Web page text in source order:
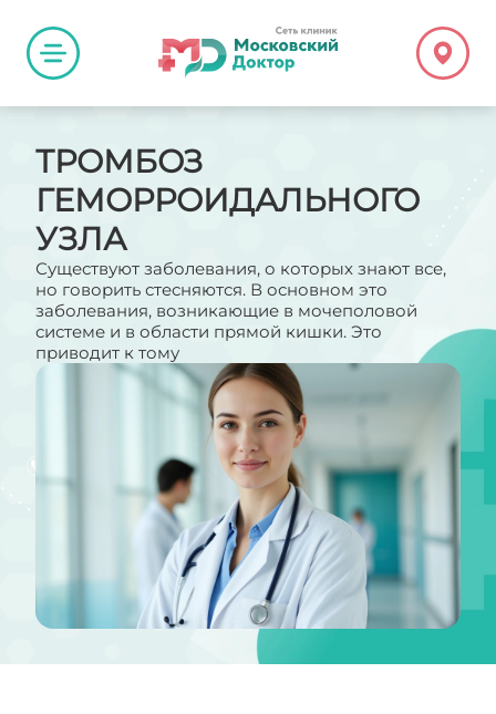
ТРОМБОЗ
ГЕМОРРОИДАЛЬНОГО
УЗЛА
Существуют заболевания, о которых знают все,
но говорить стесняются. В основном это
заболевания, возникающие в мочеполовой
системе и в области прямой кишки. Это
приводит к тому